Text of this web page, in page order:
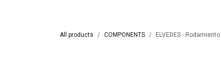
All products COMPONENTS ELVEDES -